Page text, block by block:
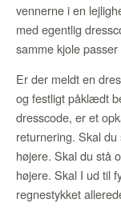
vennerne i en
med egentlig
samme kjole
Er der meldt en
og festligt påklædt
dresscode, er et
returnering. Skal
højere. Skal du stå
højere. Skal I ud til
regnestykket